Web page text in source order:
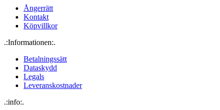
Ångerrätt
Kontakt
Köpvillkor
.:Informationen:.
Betalningssätt
Dataskydd
Legals
Leveranskostnader
.:info:.